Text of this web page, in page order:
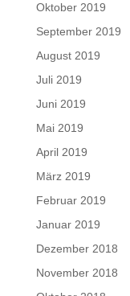
Oktober 2019
September 2019
August 2019
Juli 2019
Juni 2019
Mai 2019
April 2019
März 2019
Februar 2019
Januar 2019
Dezember 2018
November 2018